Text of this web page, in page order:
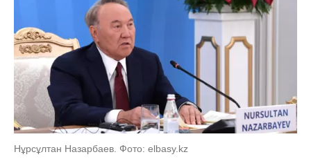
Нұрсұлтан Назарбаев. Фото: elbasy.kz